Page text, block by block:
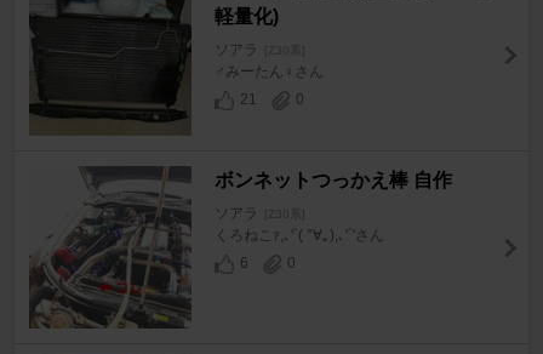
軽量化)
ソアラ [Z30系]
♂みーたん♀さん
21
0
ボンネットつっかえ棒 自作
ソアラ [Z30系]
くろねこｧ,､'`( °∀｡),､'`'さん
6
0